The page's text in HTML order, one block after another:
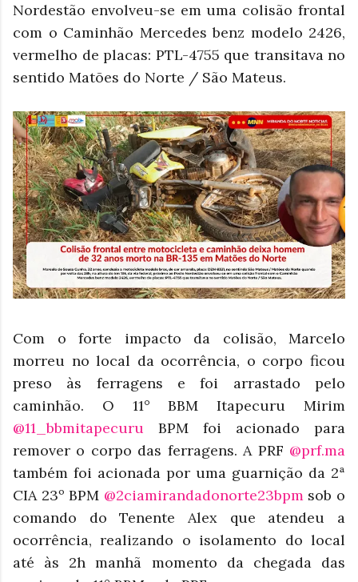
Nordestão envolveu-se em uma colisão frontal
com o Caminhão Mercedes benz modelo 2426,
vermelho de placas: PTL-4755 que transitava no
sentido Matões do Norte / São Mateus.
Com o forte impacto da colisão, Marcelo
morreu no local da ocorrência, o corpo ficou
preso às ferragens e foi arrastado pelo
caminhão. O 11° BBM Itapecuru Mirim
@11_bbmitapecuru BPM foi acionado para
remover o corpo das ferragens. A PRF @prf.ma
também foi acionada por uma guarnição da 2ª
CIA 23º BPM @2ciamirandadonorte23bpmsob o
comando do Tenente Alex que atendeu a
ocorrência, realizando o isolamento do local
até às 2h manhã momento da chegada das